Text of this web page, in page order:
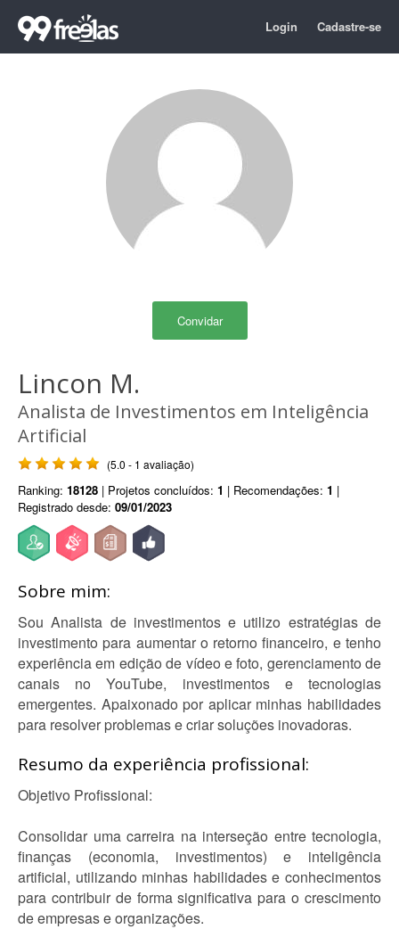
Login Cadastre-se
Convidar
Lincon M.
Analista de Investimentos em Inteligência
Artificial
(5.0 - 1 avaliação)
Ranking: 18128 | Projetos concluídos: 1 | Recomendações: 1 |
Registrado desde: 09/01/2023
Sobre mim:
Sou Analista de investimentos e utilizo estratégias de
investimento para aumentar o retorno financeiro, e tenho
experiência em edição de vídeo e foto, gerenciamento de
canais no YouTube, investimentos e tecnologias
emergentes. Apaixonado por aplicar minhas habilidades
para resolver problemas e criar soluções inovadoras.
Resumo da experiência profissional:
Objetivo Profissional:
Consolidar uma carreira na interseção entre tecnologia,
finanças (economia, investimentos) e inteligência
artificial, utilizando minhas habilidades e conhecimentos
para contribuir de forma significativa para o crescimento
de empresas e organizações.